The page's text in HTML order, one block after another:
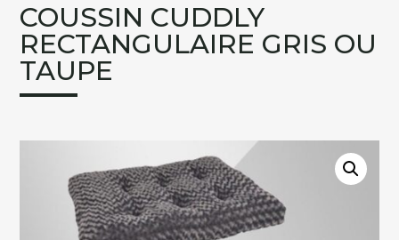
COUSSIN CUDDLY
RECTANGULAIRE GRIS OU
TAUPE